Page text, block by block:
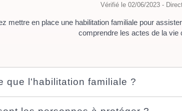
Vérifié le 02/06/2023 -
mettre en place une habilitation familiale pour
comprendre les actes de la
que l'habilitation familiale ?